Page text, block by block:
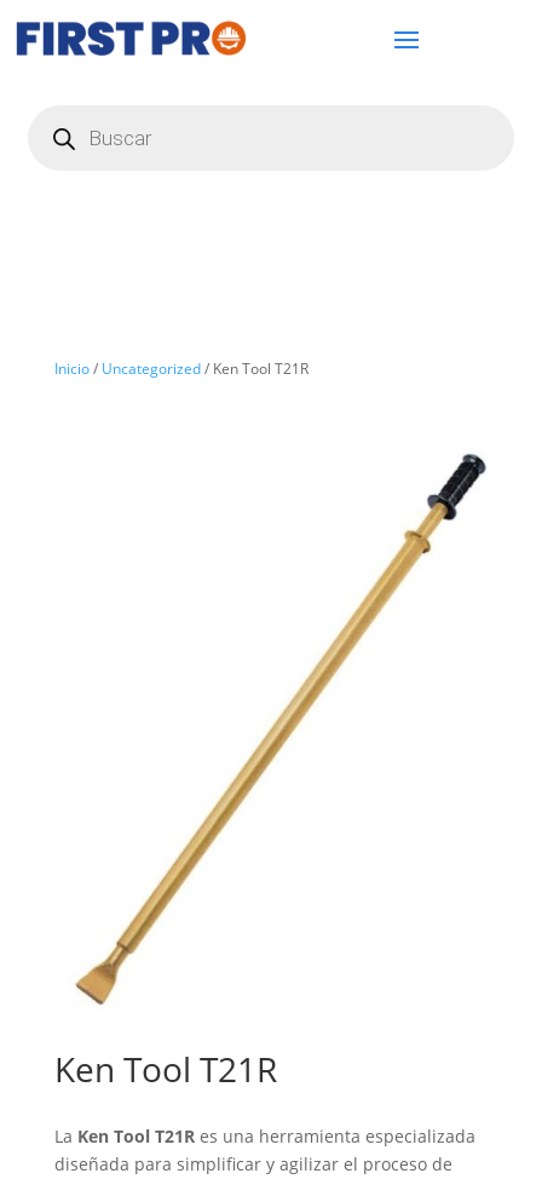
productos
Inicio/ Uncategorized/ Ken Tool T21R
Ken Tool T21R
La Ken Tool T21Res una herramienta especializada
diseñada para simplificar y agilizar el proceso de